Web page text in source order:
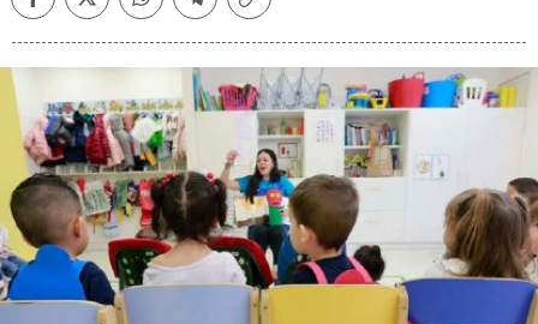
FacebookTwitterWhatsappTelegramCopiar